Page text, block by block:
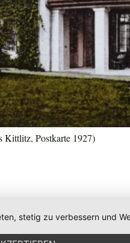
Kittlitz, Postkarte 1927)
stetig zu verbessern und